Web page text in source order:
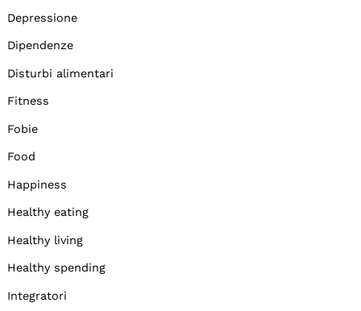
Depressione
Dipendenze
Disturbi alimentari
Fitness
Fobie
Food
Happiness
Healthy eating
Healthy living
Healthy spending
Integratori